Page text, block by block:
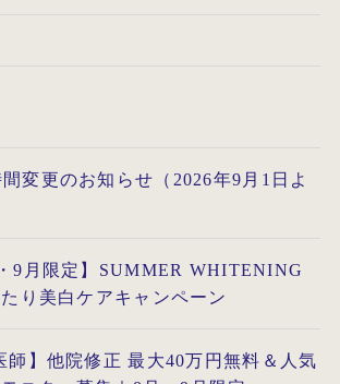
間変更のお知らせ（2026年9月1日よ
9月限定】SUMMER WHITENING
り美白ケアキャンペーン
師】他院修正 最大40万円無料＆人気